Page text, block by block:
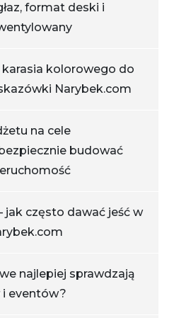
format deski i
kolorowego do
Narybek.com
na cele
budować
jak często dawać jeść w
najlepiej sprawdzają
eventów?